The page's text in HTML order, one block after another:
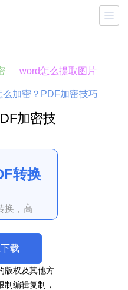

word怎么提取图片
么加密？PDF加密技巧
加密技
转换
换，高
载
版权及其他方
编辑复制，